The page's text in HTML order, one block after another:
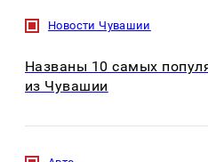
Новости Чувашии
Названы 10 самых
из Чувашии